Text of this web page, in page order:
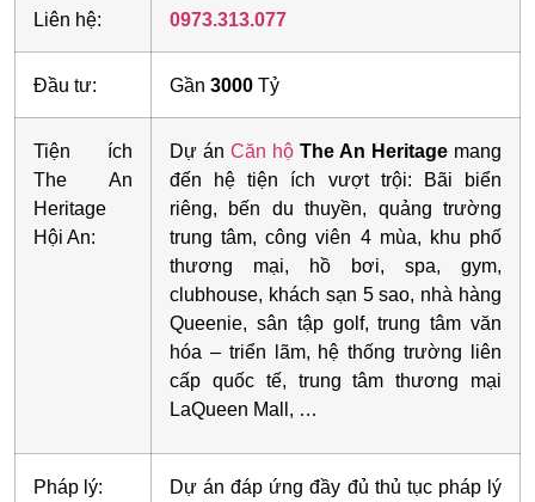
Liên hệ: 0973.313.077
Đầu tư: Gần 3000 Tỷ
Tiện ích
The An
Heritage
Hội An:
Dự án Căn hộ The An Heritage mang
đến hệ tiện ích vượt trội: Bãi biển
riêng, bến du thuyền, quảng trường
trung tâm, công viên 4 mùa, khu phố
thương mại, hồ bơi, spa, gym,
clubhouse, khách sạn 5 sao, nhà hàng
Queenie, sân tập golf, trung tâm văn
hóa – triển lãm, hệ thống trường liên
cấp quốc tế, trung tâm thương mại
LaQueen Mall, …
Pháp lý:
Dự án đáp ứng đầy đủ thủ tục pháp lý